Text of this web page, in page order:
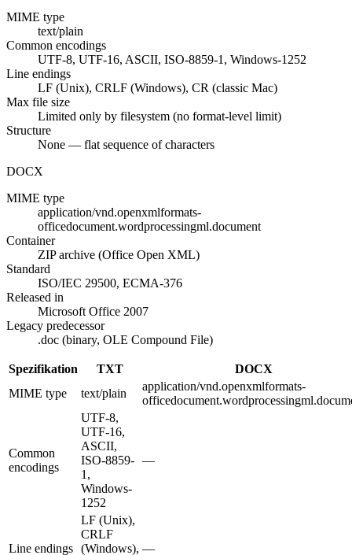
MIME type
text/plain
Common encodings
UTF-8, UTF-16, ASCII, ISO-8859-1, Windows-1252
Line endings
LF (Unix), CRLF (Windows), CR (classic Mac)
Max file size
Limited only by filesystem (no format-level limit)
Structure
None — flat sequence of characters
DOCX
MIME type
application/vnd.openxmlformats-
officedocument.wordprocessingml.document
Container
ZIP archive (Office Open XML)
Standard
ISO/IEC 29500, ECMA-376
Released in
Microsoft Office 2007
Legacy predecessor
.doc (binary, OLE Compound File)
Spezifikation TXT
DOCX
MIME type
text/plain
application/vnd.openxmlformats-
Common
encodings
UTF-8,
UTF-16,
ASCII,
ISO-8859-
1,
Windows-
1252
—
Line endings
LF (Unix),
CRLF
(Windows), —